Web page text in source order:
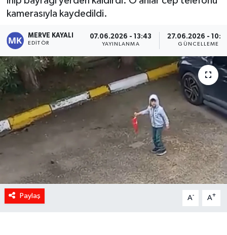
kamerasıyla kaydedildi.
MERVE KAYALI
EDITÖR
07.06.2026 - 13:43
YAYINLANMA
27.06.2026 -
GÜNCELLEME
Paylaş A- A+